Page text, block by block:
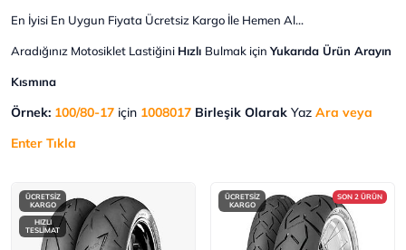
En İyisi En Uygun Fiyata Ücretsiz Kargo İle Hemen Al...
Aradığınız Motosiklet Lastiğini Hızlı Bulmak için Yukarıda Ürün Arayın
Kısmına
Örnek: 100/80-17 için 1008017 Birleşik Olarak Yaz Ara veya
Enter Tıkla
ÜCRETSİZ
KARGO
HIZLI
TESLİMAT
ÜCRETSİZ
KARGO
SON 2 ÜRÜN